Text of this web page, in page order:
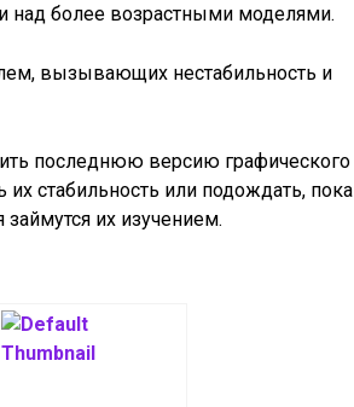
над более возрастными моделями.
последнюю версию графического
стабильность или подождать, пока
их изучением.